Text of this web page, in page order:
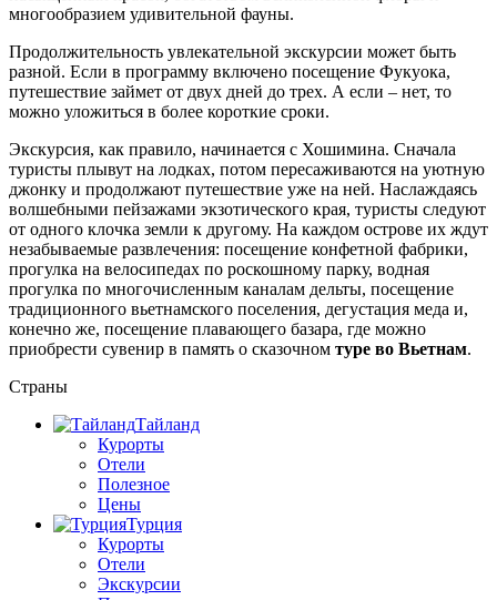
многообразием удивительной фауны.
Продолжительность увлекательной экскурсии может быть
разной. Если в программу включено посещение Фукуока,
путешествие займет от двух дней до трех. А если – нет, то
можно уложиться в более короткие сроки.
Экскурсия, как правило, начинается с Хошимина. Сначала
туристы плывут на лодках, потом пересаживаются на уютную
джонку и продолжают путешествие уже на ней. Наслаждаясь
волшебными пейзажами экзотического края, туристы следуют
от одного клочка земли к другому. На каждом острове их ждут
незабываемые развлечения: посещение конфетной фабрики,
прогулка на велосипедах по роскошному парку, водная
прогулка по многочисленным каналам дельты, посещение
традиционного вьетнамского поселения, дегустация меда и,
конечно же, посещение плавающего базара, где можно
приобрести сувенир в память о сказочном туре во Вьетнам.
Страны
Тайланд
Курорты
Отели
Полезное
Цены
Турция
Курорты
Отели
Экскурсии